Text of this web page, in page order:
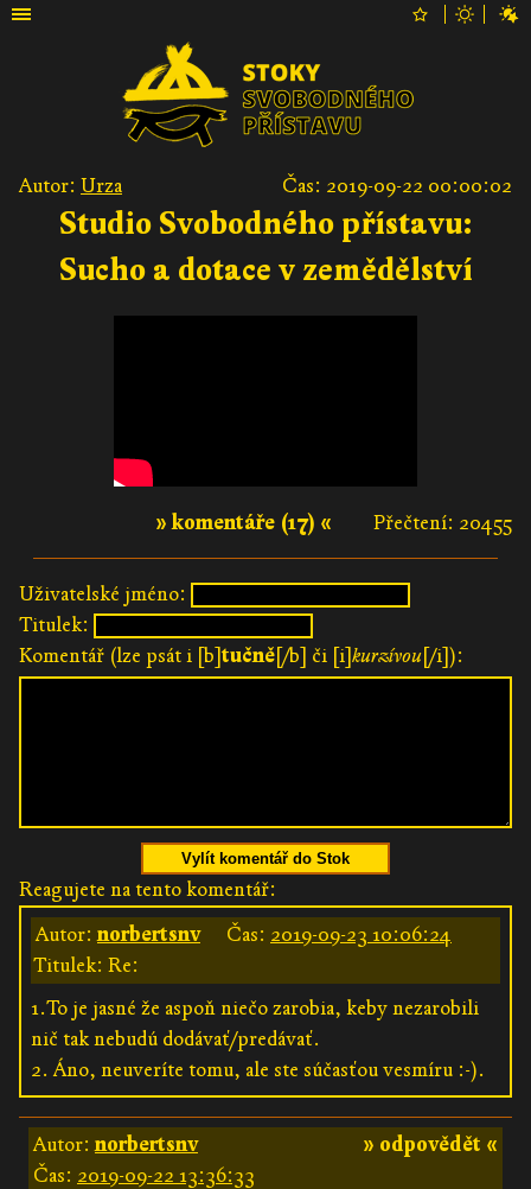
Autor: Urza Čas: 2019-09-22 00:00:02
Studio Svobodného přístavu:
Sucho a dotace v zemědělství
Přečtení: 20455
» komentáře (17) «
Uživatelské jméno:
Titulek:
Komentář (lze psát i [b]tučně[/b] či [i]kurzívou[/i]):
Vylít komentář do Stok
Reagujete na tento komentář:
Autor:norbertsnv Čas: 2019-09-23 10:06:24
Titulek: Re:
1.To je jasné že aspoň niečo zarobia, keby nezarobili
nič tak nebudú dodávať/predávať.
2. Áno, neuveríte tomu, ale ste súčasťou vesmíru :-).
» odpovědět «
Autor:norbertsnv
Čas: 2019-09-22 13:36:33